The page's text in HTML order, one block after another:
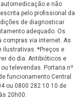
e não
pelo profissional da
de diagnosticar
adequado. Os
compras via internet. As
*Preços e
do dia. Antibióticos e
televendas. Portaria nº
funcionamento Central
ou 0800 282 10 10 de
20h00.